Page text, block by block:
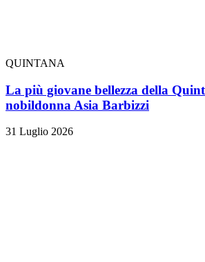
QUINTANA
La più giovane bellezza della
nobildonna Asia Barbizzi
31 Luglio 2026